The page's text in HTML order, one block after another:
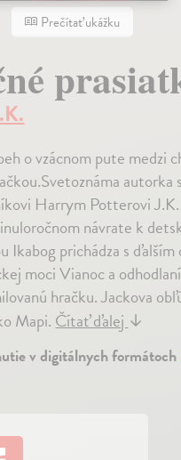
Prečítať ukážku
o vzácnom pute medzi
autorka
Harrym Potterovi J.K.
návrate k
Ikabog prichádza s
moci Vianoc a
hračku. Jackova
Mapi.Čítať ďalej↓
v digitálnych formátoch